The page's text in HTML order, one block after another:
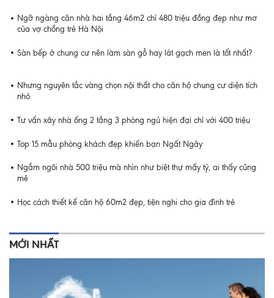
Ngỡ ngàng căn nhà hai tầng 46m2 chỉ 480 triệu đồng đẹp như mơ
của vợ chồng trẻ Hà Nội
Sàn bếp ở chung cư nên làm sàn gỗ hay lát gạch men là tốt nhất?
Nhưng nguyên tắc vàng chọn nội thất cho căn hộ chung cư diện tích
nhỏ
Tư vấn xây nhà ống 2 tầng 3 phòng ngủ hiện đại chỉ với 400 triệu
Top 15 mẫu phòng khách đẹp khiến bạn Ngất Ngây
Ngắm ngôi nhà 500 triệu mà nhìn như biệt thự mấy tỷ, ai thấy cũng
mê
Học cách thiết kế căn hộ 60m2 đẹp, tiện nghi cho gia đình trẻ
MỚI NHẤT